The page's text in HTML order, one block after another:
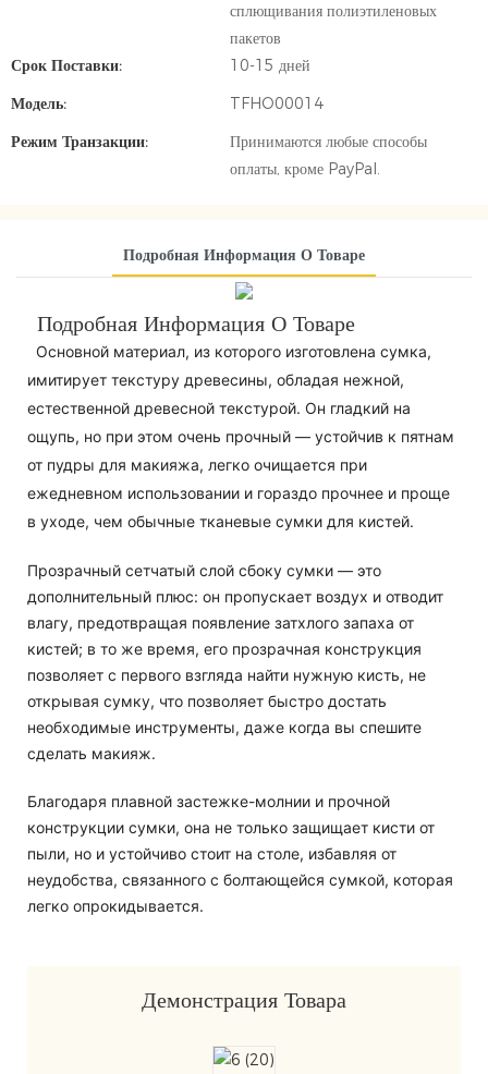
сплющивания полиэтиленовых
пакетов
Срок Поставки:
10-15 дней
Модель:
TFHO00014
Режим Транзакции:
Принимаются любые способы
оплаты, кроме PayPal.
Подробная Информация О Товаре
Подробная Информация О Товаре
Основной материал, из которого изготовлена ​​сумка,
имитирует текстуру древесины, обладая нежной,
естественной древесной текстурой. Он гладкий на
ощупь, но при этом очень прочный — устойчив к пятнам
от пудры для макияжа, легко очищается при
ежедневном использовании и гораздо прочнее и проще
в уходе, чем обычные тканевые сумки для кистей.
Прозрачный сетчатый слой сбоку сумки — это
дополнительный плюс: он пропускает воздух и отводит
влагу, предотвращая появление затхлого запаха от
кистей; в то же время, его прозрачная конструкция
позволяет с первого взгляда найти нужную кисть, не
открывая сумку, что позволяет быстро достать
необходимые инструменты, даже когда вы спешите
сделать макияж.
Благодаря плавной застежке-молнии и прочной
конструкции сумки, она не только защищает кисти от
пыли, но и устойчиво стоит на столе, избавляя от
неудобства, связанного с болтающейся сумкой, которая
легко опрокидывается.
Демонстрация Товара